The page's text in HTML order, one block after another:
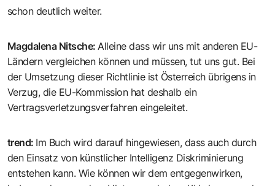
schon deutlich weiter.
Magdalena Nitsche: Alleine dass wir uns mit anderen EU-
Ländern vergleichen können und müssen, tut uns gut. Bei
der Umsetzung dieser Richtlinie ist Österreich übrigens in
Verzug, die EU-Kommission hat deshalb ein
Vertragsverletzungsverfahren eingeleitet.
trend: Im Buch wird darauf hingewiesen, dass auch durch
den Einsatz von künstlicher Intelligenz Diskriminierung
entstehen kann. Wie können wir dem entgegenwirken,